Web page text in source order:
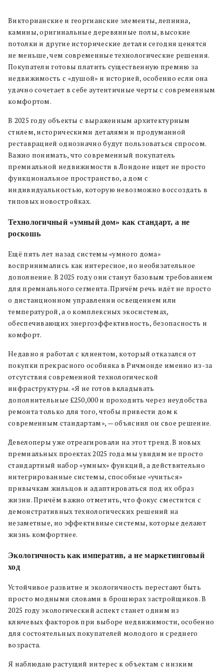
Викторианские и георгианские элементы, лепнина,
камины, оригинальные деревянные полы, высокие
потолки и другие исторические детали сегодня ценятся
не меньше, чем современные технологические решения.
Покупатели готовы платить существенную премию за
недвижимость с «душой» и историей, особенно если она
удачно сочетает в себе аутентичные черты с современным
комфортом.
В 2025 году объекты с выраженным архитектурным
стилем, историческими деталями и продуманной
реставрацией однозначно будут пользоваться спросом.
Важно понимать, что современный покупатель
премиальной недвижимости в Лондоне ищет не просто
функциональное пространство, а дом с
индивидуальностью, которую невозможно воссоздать в
типовых новостройках.
Технологичный «умный дом» как стандарт, а не
роскошь
Ещё пять лет назад системы «умного дома»
воспринимались как интересное, но необязательное
дополнение. В 2025 году они станут базовым требованием
для премиального сегмента. Причём речь идёт не просто
о дистанционном управлении освещением или
температурой, а о комплексных экосистемах,
обеспечивающих энергоэффективность, безопасность и
комфорт.
Недавно я работал с клиентом, который отказался от
покупки прекрасного особняка в Ричмонде именно из-за
отсутствия современной технологической
инфраструктуры. «Я не готов вкладывать
дополнительные £250,000 и проходить через неудобства
ремонта только для того, чтобы привести дом к
современным стандартам», — объяснил он свое решение.
Девелоперы уже отреагировали на этот тренд. В новых
премиальных проектах 2025 года мы увидим не просто
стандартный набор «умных» функций, а действительно
интегрированные системы, способные «учиться»
привычкам жильцов и адаптироваться под их образ
жизни. Причём важно отметить, что фокус сместится с
демонстративных технологических решений на
незаметные, но эффективные системы, которые делают
жизнь комфортнее.
Экологичность как императив, а не маркетинговый
ход
Устойчивое развитие и экологичность перестают быть
просто модными словами в брошюрах застройщиков. В
2025 году экологический аспект станет одним из
ключевых факторов при выборе недвижимости, особенно
для состоятельных покупателей молодого и среднего
возраста.
Я наблюдаю растущий интерес к объектам с низким